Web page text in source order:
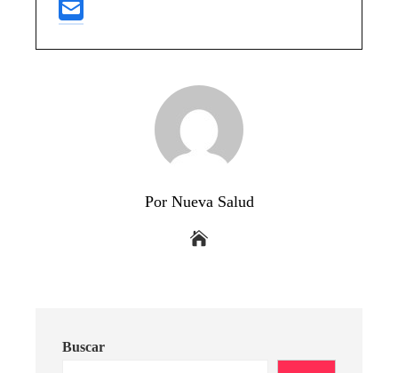
Por Nueva Salud
Buscar